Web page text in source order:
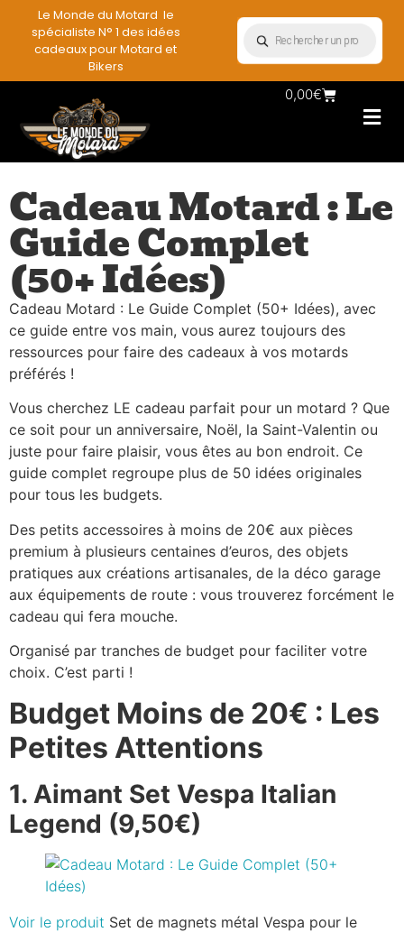
Le Monde du Motard le
spécialiste N° 1 des idées
cadeaux pour Motard et
Bikers
0,00€
Cadeau Motard : Le
Guide Complet
(50+ Idées)
Cadeau Motard : Le Guide Complet (50+ Idées), avec
ce guide entre vos main, vous aurez toujours des
ressources pour faire des cadeaux à vos motards
préférés !
Vous cherchez LE cadeau parfait pour un motard ? Que
ce soit pour un anniversaire, Noël, la Saint-Valentin ou
juste pour faire plaisir, vous êtes au bon endroit. Ce
guide complet regroupe plus de 50 idées originales
pour tous les budgets.
Des petits accessoires à moins de 20€ aux pièces
premium à plusieurs centaines d’euros, des objets
pratiques aux créations artisanales, de la déco garage
aux équipements de route : vous trouverez forcément le
cadeau qui fera mouche.
Organisé par tranches de budget pour faciliter votre
choix. C’est parti !
Budget Moins de 20€ : Les
Petites Attentions
1. Aimant Set Vespa Italian
Legend (9,50€)
Voir le produit Set de magnets métal Vespa pour le